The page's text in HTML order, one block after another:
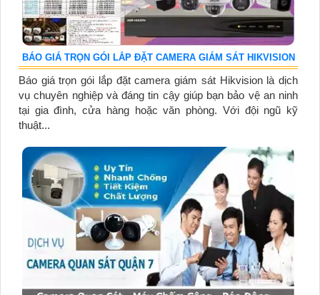
BÁO GIÁ TRỌN GÓI LẮP ĐẶT CAMERA GIÁM SÁT HIKVISION
Báo giá trọn gói lắp đặt camera giám sát Hikvision là dịch
vụ chuyên nghiệp và đáng tin cậy giúp bạn bảo vệ an ninh
tại gia đình, cửa hàng hoặc văn phòng. Với đội ngũ kỹ
thuật...